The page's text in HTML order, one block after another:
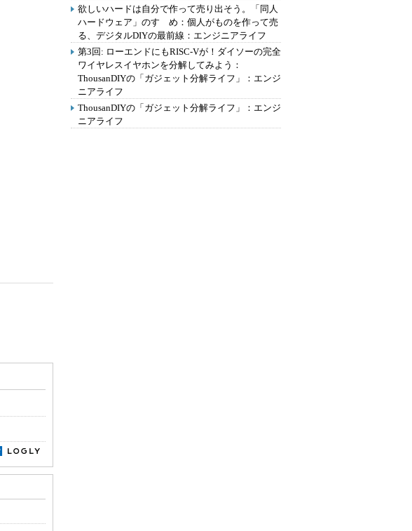
欲しいハードは自分で作って売り出そう。「同人
ハードウェア」のすゝめ：個人がものを作って売
る、デジタルDIYの最前線：エンジニアライフ
第3回: ローエンドにもRISC-Vが！ダイソーの完全
ワイヤレスイヤホンを分解してみよう：
ThousanDIYの「ガジェット分解ライフ」：エンジ
ニアライフ
ThousanDIYの「ガジェット分解ライフ」：エンジ
ニアライフ